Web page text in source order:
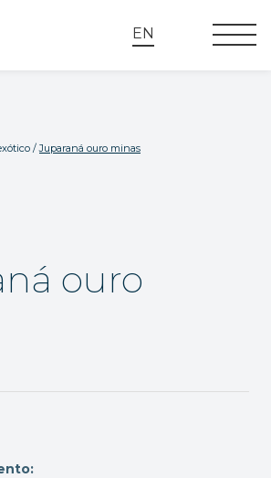
EN
/Juparaná ouro minas
ouro